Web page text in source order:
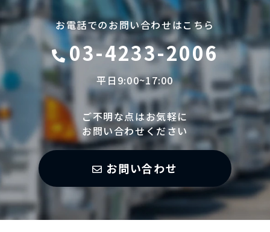
お電話でのお問い合わせはこちら
03-4233-2006
平日9:00~17:00
ご不明な点はお気軽に
お問い合わせください
お問い合わせ